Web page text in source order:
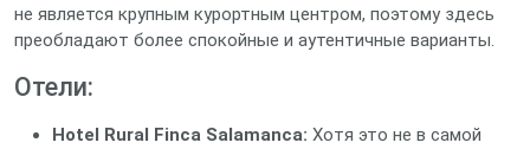
не является крупным курортным центром, поэтому здесь
преобладают более спокойные и аутентичные варианты.
Отели:
Hotel Rural Finca Salamanca: Хотя это не в самой